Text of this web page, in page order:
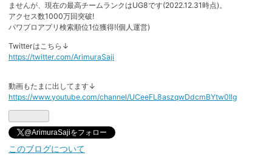
ませんが、現在の最高チームランクはUG8です(2022.12.31時点)。
アクセス数1000万回突破!
パワプロアプリ検索順位1位獲得!(個人運営)
Twitterはこちら↓
https://twitter.com/ArimuraSaji
動画もたまに出してます↓
https://www.youtube.com/channel/UCeeFL8aszqwDdcmBYtw0Ilg
@ArimuraSajiをフォロー
このブログについて